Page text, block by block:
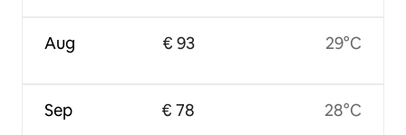
Aug
Sep
€ 93
€ 78
29°C
28°C